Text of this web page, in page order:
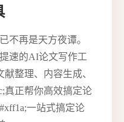
不再是天方夜谭。
速的AI论文写作工
整理、内容生成、
真正帮你高效搞定论
一站式搞定论